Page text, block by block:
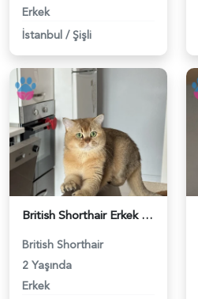
Erkek
İstanbul / Şişli
British Shorthair Erkek Kızgınlıkta - 118984651
British Shorthair
2 Yaşında
Erkek